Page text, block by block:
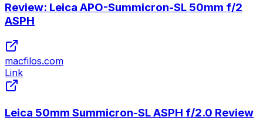
Review: Leica APO-Summicron-SL 50mm f/2
ASPH
macfilos.com
Link
Leica 50mm Summicron-SL ASPH f/2.0 Review